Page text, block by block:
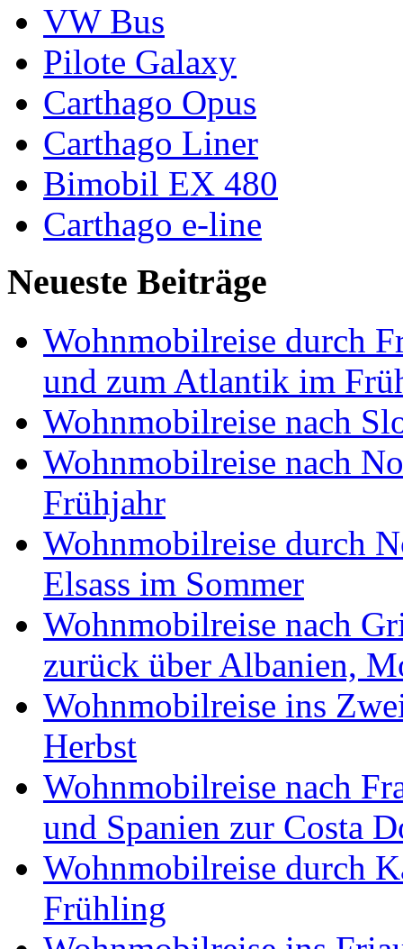
VW Bus
Pilote Galaxy
Carthago Opus
Carthago Liner
Bimobil EX 480
Carthago e-line
Neueste Beiträge
Wohnmobilreise durch
und zum Atlantik im
Wohnmobilreise nach
Wohnmobilreise nach
Frühjahr
Wohnmobilreise durch
Elsass im Sommer
Wohnmobilreise nach
zurück über Albanien,
Wohnmobilreise ins
Herbst
Wohnmobilreise nach
und Spanien zur Costa
Wohnmobilreise durch
Frühling